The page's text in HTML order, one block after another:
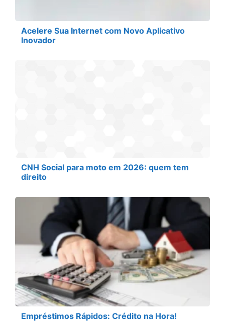
Acelere Sua Internet com Novo Aplicativo
Inovador
CNH Social para moto em 2026: quem tem
direito
Empréstimos Rápidos: Crédito na Hora!